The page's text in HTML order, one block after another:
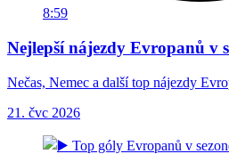
8:59
Nejlepší nájezdy Evropanů v
Nečas, Nemec a další top nájezdy
21. čvc 2026